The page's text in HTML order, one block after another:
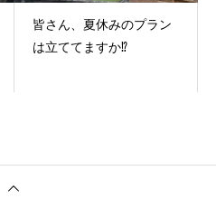
皆さん、夏休みのプラン
は立ててますか⁉️